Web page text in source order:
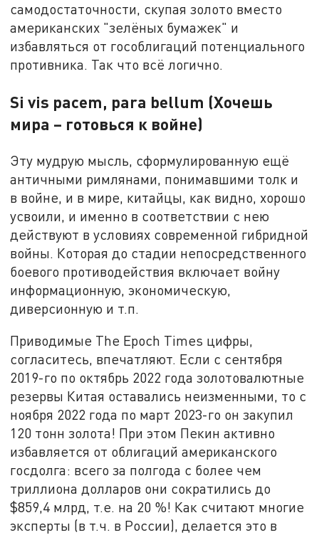
самодостаточности, скупая золото вместо
американских "зелёных бумажек" и
избавляться от гособлигаций потенциального
противника. Так что всё логично.
Si vis pacem, para bellum (Хочешь
мира – готовься к войне)
Эту мудрую мысль, сформулированную ещё
античными римлянами, понимавшими толк и
в войне, и в мире, китайцы, как видно, хорошо
усвоили, и именно в соответствии с нею
действуют в условиях современной гибридной
войны. Которая до стадии непосредственного
боевого противодействия включает войну
информационную, экономическую,
диверсионную и т.п.
Приводимые The Epoch Times цифры,
согласитесь, впечатляют. Если с сентября
2019-го по октябрь 2022 года золотовалютные
резервы Китая оставались неизменными, то с
ноября 2022 года по март 2023-го он закупил
120 тонн золота! При этом Пекин активно
избавляется от облигаций американского
госдолга: всего за полгода с более чем
триллиона долларов они сократились до
$859,4 млрд, т.е. на 20 %! Как считают многие
эксперты (в т.ч. в России), делается это в